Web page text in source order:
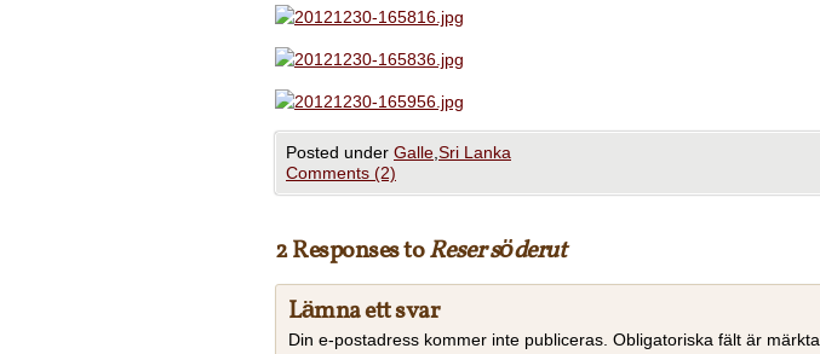
Posted under Galle Sri Lanka
Comments (2)
2 Responses toReser söderut
Lämna ett svar
Din e-postadress kommer inte publiceras. Obligatoriska fält är märkta